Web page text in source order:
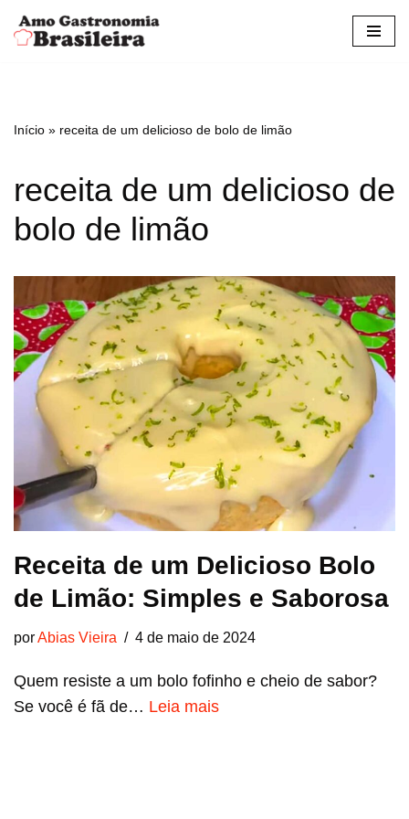
Pular
conteúdo
Início » receita de um delicioso de bolo de limão
receita de um delicioso de
bolo de limão
Receita de um Delicioso Bolo
de Limão: Simples e Saborosa
porAbias Vieira 4 de maio de 2024
Quem resiste a um bolo fofinho e cheio de sabor?
Se você é fã de… Leia mais